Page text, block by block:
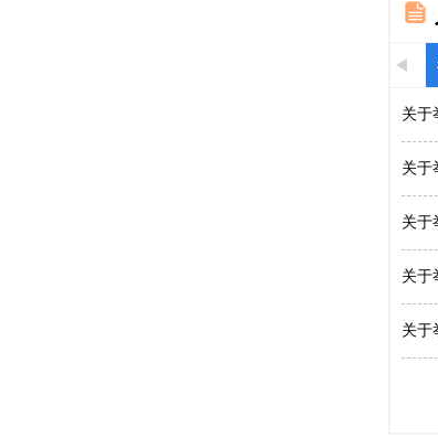
关于
关于
关于
关于
关于